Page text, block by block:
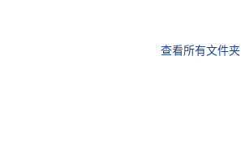
查看所有文件夹